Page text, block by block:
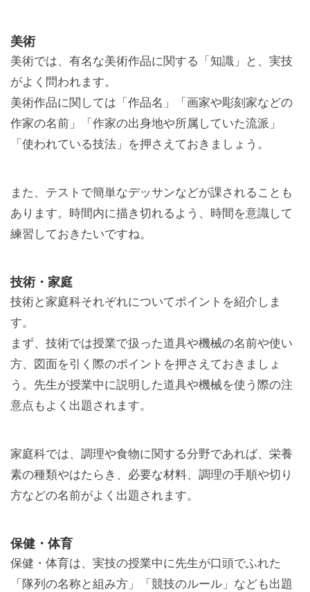
美術
美術では、有名な美術作品に関する「知識」と、実技
がよく問われます。
美術作品に関しては「作品名」「画家や彫刻家などの
作家の名前」「作家の出身地や所属していた流派」
「使われている技法」を押さえておきましょう。
また、テストで簡単なデッサンなどが課されることも
あります。時間内に描き切れるよう、時間を意識して
練習しておきたいですね。
技術・家庭
技術と家庭科それぞれについてポイントを紹介しま
す。
まず、技術では授業で扱った道具や機械の名前や使い
方、図面を引く際のポイントを押さえておきましょ
う。先生が授業中に説明した道具や機械を使う際の注
意点もよく出題されます。
家庭科では、調理や食物に関する分野であれば、栄養
素の種類やはたらき、必要な材料、調理の手順や切り
方などの名前がよく出題されます。
保健・体育
保健・体育は、実技の授業中に先生が口頭でふれた
「隊列の名称と組み方」「競技のルール」なども出題